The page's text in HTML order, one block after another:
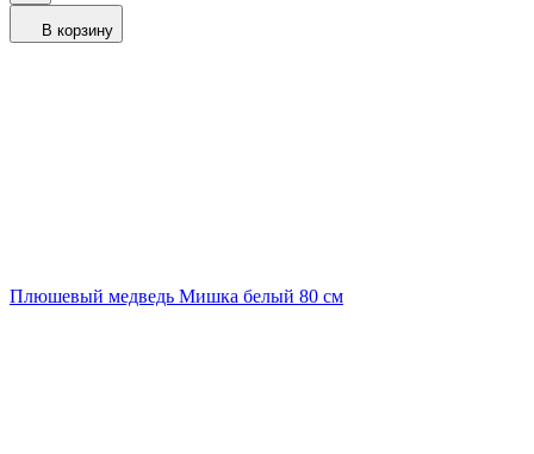
В корзину
Плюшевый медведь Мишка белый 80 см